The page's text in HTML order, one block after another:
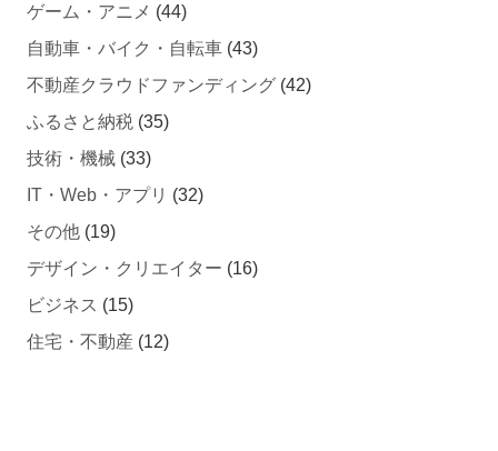
ゲーム・アニメ (44)
自動車・バイク・自転車 (43)
不動産クラウドファンディング (42)
ふるさと納税 (35)
技術・機械 (33)
IT・Web・アプリ (32)
その他 (19)
デザイン・クリエイター (16)
ビジネス (15)
住宅・不動産 (12)